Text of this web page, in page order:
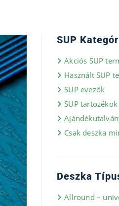
SUP
Akciós SUP
Használt SUP
SUP evezők
SUP tartozékok
Csak deszka
Deszka
Allround –